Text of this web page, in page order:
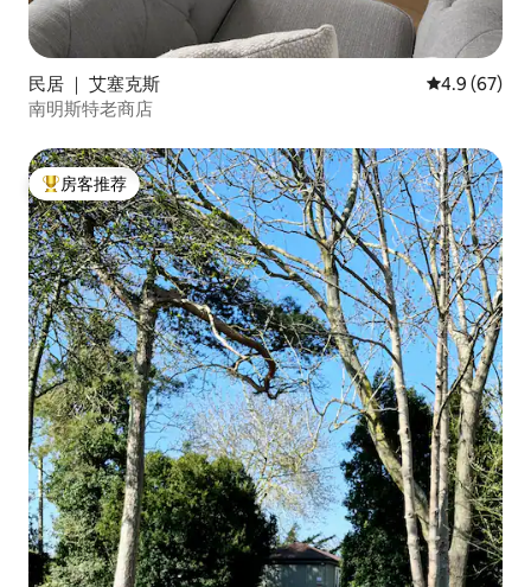
民居 ｜ 艾塞克斯 平均评分
4.9 (67)
南明斯特老商店
热门「房客推荐」
房客推荐